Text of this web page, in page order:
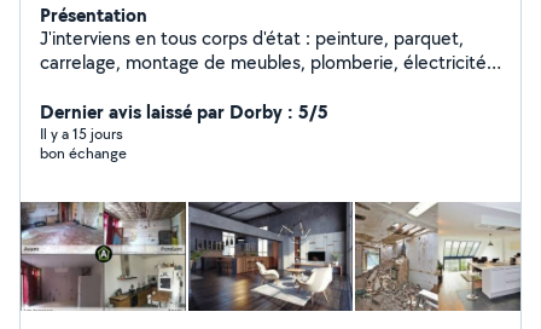
Présentation
J'interviens en tous corps d'état : peinture, parquet,
carrelage, montage de meubles, plomberie, électricité,
et SDB. Je suis réactif, compétitif, et efficace. -
couverture, toiture, nettoyage, rénovation - menuiserie -
Démolition, évacuation - Maçonnerie - Carrelage -
dépannage bachage - Ravalement...façadier - Pose de
revêtement sol et mûr - Création salle de bain ancienne,
moderne ou tendance - Terrasse en bois composite -
Pose parquet Nos garanties : QUALITÉ et RESPECT.
Tous nos travaux sont couverts par une garantie
Dernier avis laissé par Dorby : 5/5
Il y a 15 jours
bon échange